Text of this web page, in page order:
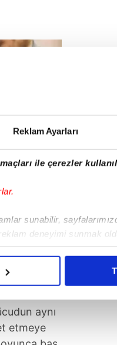
Reklam Ayarları
ile çerezler
sunabilir,
deneyimi sunmak
noktada, reklamların
ve üçüncü kişilere ait
çerezler bilgi toplumu
aynı
etmeye